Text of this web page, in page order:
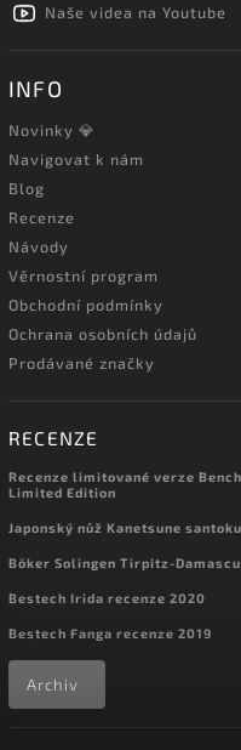
Naše videa na Youtube
INFO
Novinky 💎
Navigovat k nám
Blog
Recenze
Návody
Věrnostní program
Obchodní podmínky
Ochrana osobních údajů
Prodávané značky
RECENZE
Recenze limitované verze
Limited Edition
Japonský nůž Kanetsune
Böker Solingen Tirpitz-
Bestech Irida recenze 2020
Bestech Fanga recenze 2019
Archiv